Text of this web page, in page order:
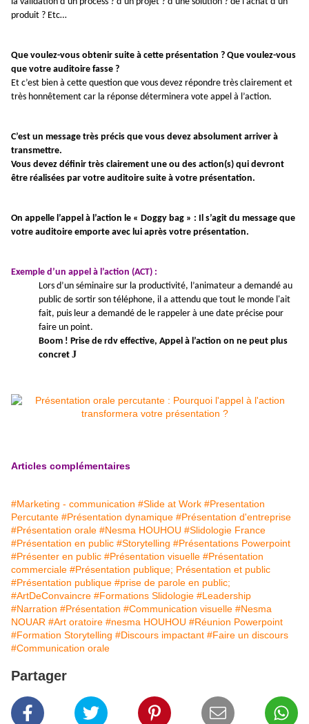
produit ? Etc…
Que voulez-vous obtenir suite à cette présentation ? Que voulez-vous
que votre auditoire fasse ?
Et c’est bien à cette question que vous devez répondre très clairement et
très honnêtement car la réponse déterminera vote appel à l’action.
C’est un message très précis que vous devez absolument arriver à
transmettre.
Vous devez définir très clairement une ou des action(s) qui devront
être réalisées par votre auditoire suite à votre présentation.
On appelle l’appel à l’action le « Doggy bag » : Il s’agit du message que
votre auditoire emporte avec lui après votre présentation.
Exemple d’un appel à l’action (ACT) :
Lors d’un séminaire sur la productivité, l’animateur a demandé au
public de sortir son téléphone, il a attendu que tout le monde l'ait
fait, puis leur a demandé de le rappeler à une date précise pour
faire un point.
Boom ! Prise de rdv effective, Appel à l’action on ne peut plus
concret J
Articles complémentaires
#Marketing - communication #Slide at Work #Presentation
Percutante #Présentation dynamique #Présentation d'entreprise
#Présentation orale #Nesma HOUHOU #Slidologie France
#Présentation en public #Storytelling #Présentations Powerpoint
#Présenter en public #Présentation visuelle #Présentation
commerciale #Présentation publique; Présentation et public
#Présentation publique #prise de parole en public;
#ArtDeConvaincre #Formations Slidologie #Leadership
#Narration #Présentation #Communication visuelle #Nesma
NOUAR #Art oratoire #nesma HOUHOU #Réunion Powerpoint
#Formation Storytelling #Discours impactant #Faire un discours
#Communication orale
Partager